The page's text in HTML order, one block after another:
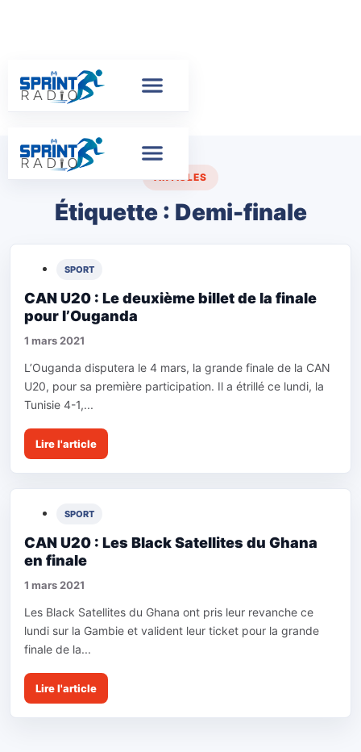
ARTICLES
Étiquette : Demi-finale
SPORT
CAN U20 : Le deuxième billet de la finale
pour l’Ouganda
1 mars 2021
L’Ouganda disputera le 4 mars, la grande finale de la CAN
U20, pour sa première participation. Il a étrillé ce lundi, la
Tunisie 4-1,...
Lire l'article
SPORT
CAN U20 : Les Black Satellites du Ghana
en finale
1 mars 2021
Les Black Satellites du Ghana ont pris leur revanche ce
lundi sur la Gambie et valident leur ticket pour la grande
finale de la...
Lire l'article